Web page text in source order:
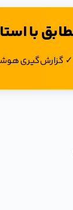
✓ گزارش‌گیری